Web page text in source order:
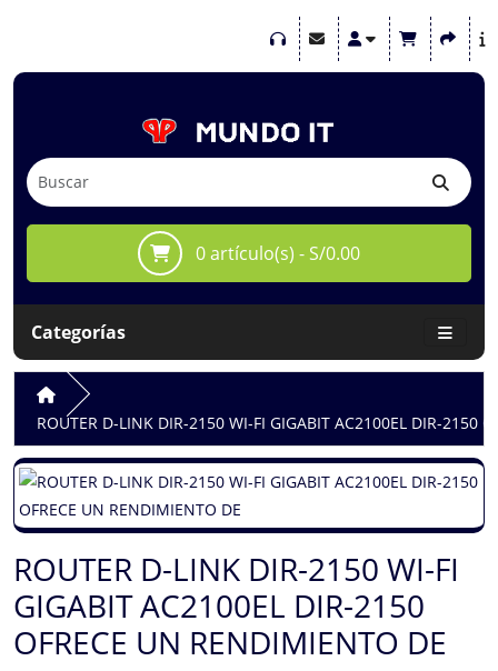
0 artículo(s) - S/0.00
Categorías
ROUTER D-LINK DIR-2150 WI-FI GIGABIT AC2100EL DIR-2150
ROUTER D-LINK DIR-2150 WI-FI
GIGABIT AC2100EL DIR-2150
OFRECE UN RENDIMIENTO DE